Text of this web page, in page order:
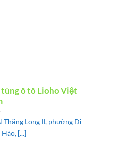
ô tô Lioho Việt
Thăng Long II, phường Dị
[...]